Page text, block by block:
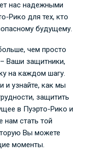
нас надежными
Рико для тех, кто
будущему.
чем просто
Ваши защитники,
на каждом шагу.
и узнайте, как мы
защитить
в Пуэрто-Рико и
нам стать той
Вы можете
моменты.